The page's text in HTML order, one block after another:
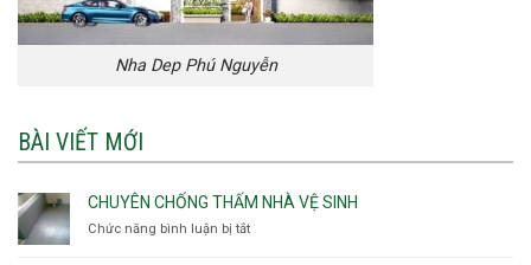
Nha Dep Phú Nguyễn
BÀI VIẾT MỚI
CHUYÊN CHỐNG THẤM NHÀ VỆ SINH
Chức năng bình luận bị tắt